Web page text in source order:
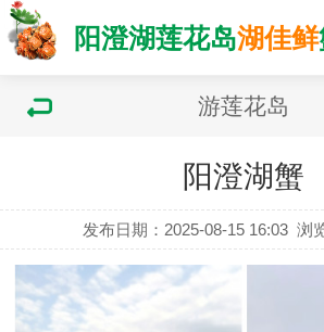
阳澄湖莲花岛湖佳鲜
游莲花岛
阳澄湖蟹
发布日期：2025-08-15 16:03 浏